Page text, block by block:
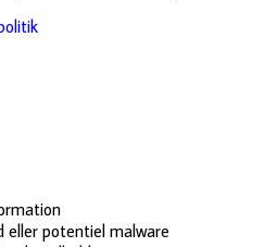
eller potentiel malware